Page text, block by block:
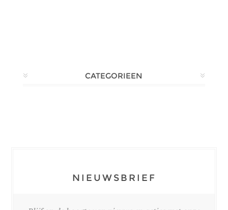
CATEGORIEEN
NIEUWSBRIEF